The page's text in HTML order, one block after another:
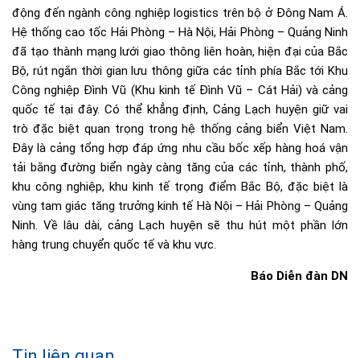
động đến ngành công nghiệp logistics trên bộ ở Đông Nam Á.
Hệ thống cao tốc Hải Phòng – Hà Nội, Hải Phòng – Quảng Ninh
đã tạo thành mạng lưới giao thông liên hoàn, hiện đại của Bắc
Bộ, rút ngắn thời gian lưu thông giữa các tỉnh phía Bắc tới Khu
Công nghiệp Đình Vũ (Khu kinh tế Đình Vũ – Cát Hải) và cảng
quốc tế tại đây. Có thể khẳng định, Cảng Lạch huyện giữ vai
trò đặc biệt quan trọng trong hệ thống cảng biển Việt Nam.
Đây là cảng tổng hợp đáp ứng nhu cầu bốc xếp hàng hoá vận
tải bằng đường biển ngày càng tăng của các tỉnh, thành phố,
khu công nghiệp, khu kinh tế trọng điểm Bắc Bộ, đặc biệt là
vùng tam giác tăng trưởng kinh tế Hà Nội – Hải Phòng – Quảng
Ninh. Về lâu dài, cảng Lạch huyện sẽ thu hút một phần lớn
hàng trung chuyển quốc tế và khu vực.
Báo Diễn đàn DN